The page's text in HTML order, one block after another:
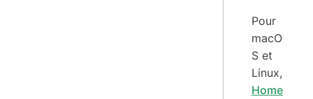
Pour
macO
S et
Linux,
Home